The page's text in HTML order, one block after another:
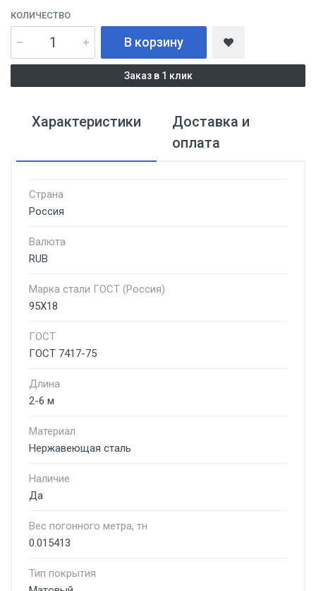
КОЛИЧЕСТВО
В корзину
Заказ в 1 клик
Характеристики
Доставка и
оплата
Страна
Россия
Валюта
RUB
Марка стали ГОСТ (Россия)
95Х18
ГОСТ
ГОСТ 7417-75
Длина
2-6 м
Материал
Нержавеющая сталь
Наличие
Да
Вес погонного метра, тн
0.015413
Тип покрытия